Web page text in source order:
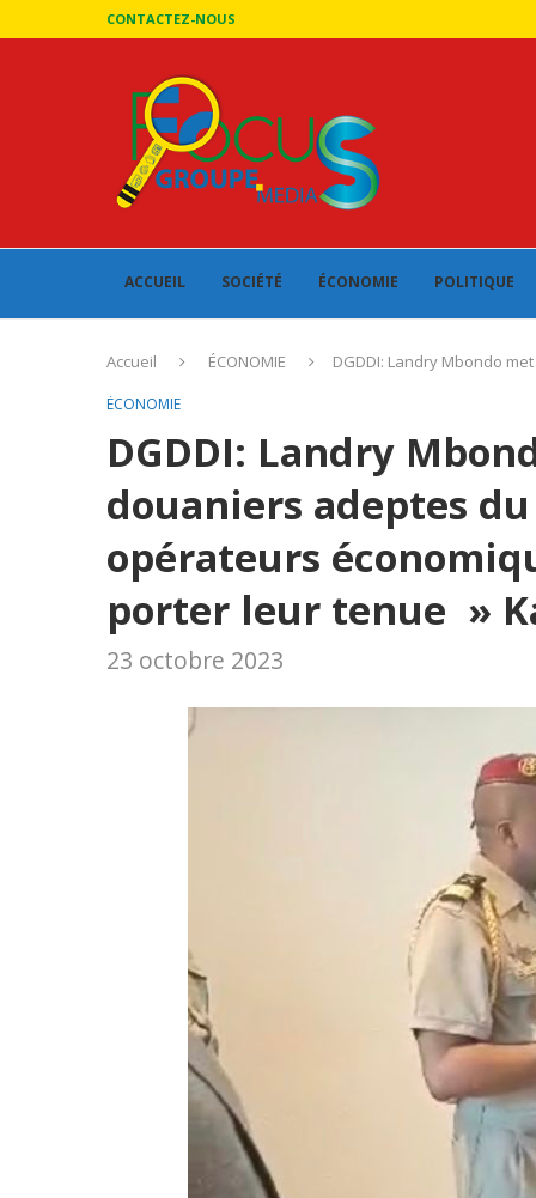
CONTACTEZ-NOUS
ACCUEIL SOCIÉTÉ ÉCONOMIE POLITIQUE
Accueil ÉCONOMIE DGDDI: Landry Mbondo
ÉCONOMIE
DGDDI: Landry
douaniers adeptes
opérateurs
porter leur tenue »
23 octobre 2023